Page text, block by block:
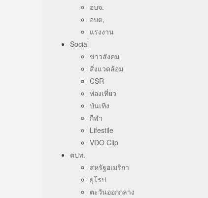
อบจ.
อบต,
แรงงาน
Social
ข่าวสังคม
สิ่งแวดล้อม
CSR
ท่องเที่ยว
บันเทิง
กีฬา
Lifestile
VDO Clip
ตปท.
สหรัฐอเมริกา
ยุโรป
ตะวันออกกลาง